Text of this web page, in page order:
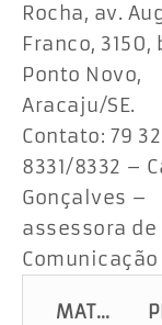
Rocha, av.
Franco, 3150,
Ponto Novo,
Aracaju/SE.
Contato: 79
8331/8332 –
Gonçalves –
assessora de
Comunicação
MATÉRIA ANTERIOR